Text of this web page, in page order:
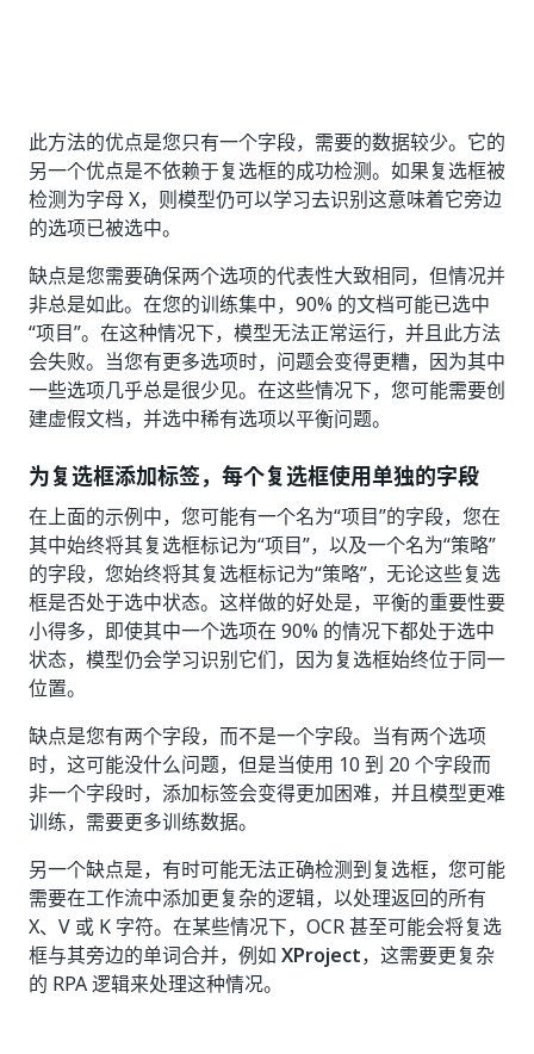
此方法的优点是您只有一个字段，需要的数据较少。它的
另一个优点是不依赖于复选框的成功检测。如果复选框被
检测为字母 X，则模型仍可以学习去识别这意味着它旁边
的选项已被选中。
缺点是您需要确保两个选项的代表性大致相同，但情况并
非总是如此。在您的训练集中，90% 的文档可能已选中
“项目”。在这种情况下，模型无法正常运行，并且此方法
会失败。当您有更多选项时，问题会变得更糟，因为其中
一些选项几乎总是很少见。在这些情况下，您可能需要创
建虚假文档，并选中稀有选项以平衡问题。
为复选框添加标签，每个复选框使用单独的字段
在上面的示例中，您可能有一个名为“项目”的字段，您在
其中始终将其复选框标记为“项目”，以及一个名为“策略”
的字段，您始终将其复选框标记为“策略”，无论这些复选
框是否处于选中状态。这样做的好处是，平衡的重要性要
小得多，即使其中一个选项在 90% 的情况下都处于选中
状态，模型仍会学习识别它们，因为复选框始终位于同一
位置。
缺点是您有两个字段，而不是一个字段。当有两个选项
时，这可能没什么问题，但是当使用 10 到 20 个字段而
非一个字段时，添加标签会变得更加困难，并且模型更难
训练，需要更多训练数据。
另一个缺点是，有时可能无法正确检测到复选框，您可能
需要在工作流中添加更复杂的逻辑，以处理返回的所有
X、V 或 K 字符。在某些情况下，OCR 甚至可能会将复选
框与其旁边的单词合并，例如 XProject，这需要更复杂
的 RPA 逻辑来处理这种情况。